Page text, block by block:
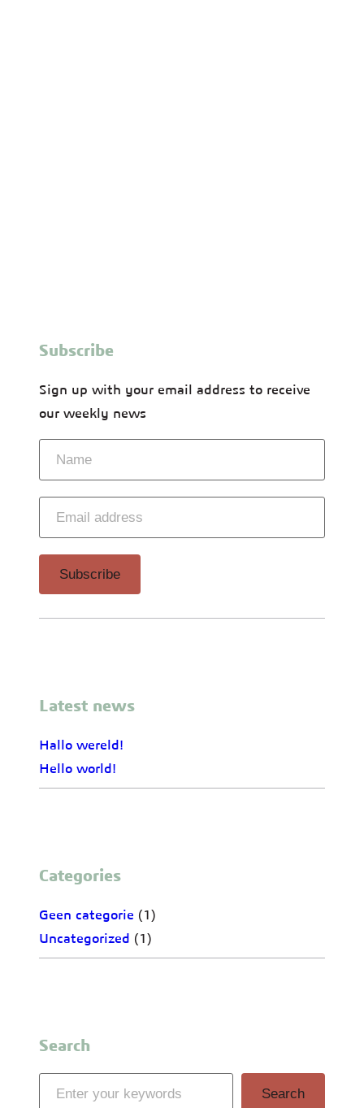
Subscribe
Sign up with your email address to receive
our weekly news
Latest news
Hallo wereld!
Hello world!
Categories
Geen categorie (1)
Uncategorized (1)
Search
Search